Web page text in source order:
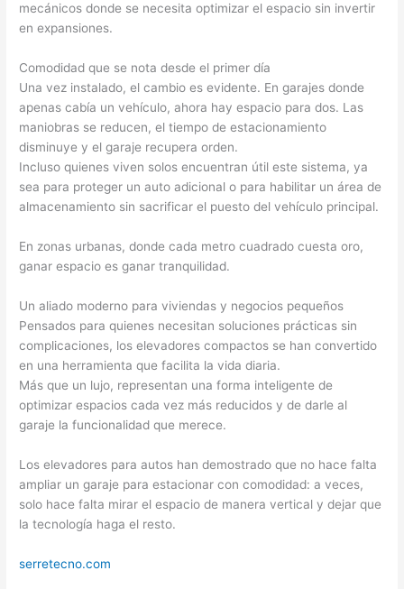
mecánicos donde se necesita optimizar el espacio sin invertir
en expansiones.
Comodidad que se nota desde el primer día
Una vez instalado, el cambio es evidente. En garajes donde
apenas cabía un vehículo, ahora hay espacio para dos. Las
maniobras se reducen, el tiempo de estacionamiento
disminuye y el garaje recupera orden.
Incluso quienes viven solos encuentran útil este sistema, ya
sea para proteger un auto adicional o para habilitar un área de
almacenamiento sin sacrificar el puesto del vehículo principal.
En zonas urbanas, donde cada metro cuadrado cuesta oro,
ganar espacio es ganar tranquilidad.
Un aliado moderno para viviendas y negocios pequeños
Pensados para quienes necesitan soluciones prácticas sin
complicaciones, los elevadores compactos se han convertido
en una herramienta que facilita la vida diaria.
Más que un lujo, representan una forma inteligente de
optimizar espacios cada vez más reducidos y de darle al
garaje la funcionalidad que merece.
Los elevadores para autos han demostrado que no hace falta
ampliar un garaje para estacionar con comodidad: a veces,
solo hace falta mirar el espacio de manera vertical y dejar que
la tecnología haga el resto.
serretecno.com